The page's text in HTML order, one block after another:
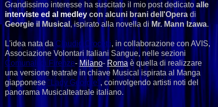
Grandissimo interesse ha suscitato il mio post dedicato alle
interviste ed al medley con alcuni brani dell'Opera di
Georgie il Musical, ispirato alla novella diMr. Mann Izawa.
L'idea nata da Claudio Crocetti, in collaborazione con AVIS,
Associazione Volontari Italiani Sangue, nelle sezioni
Comunali di Firenze- Milano- Roma è quella di realizzare
una versione teatrale in chiave Musical ispirata al Manga
giapponese "Lady Georgie", coinvolgendo artisti noti del
panorama Musicalteatrale italiano.